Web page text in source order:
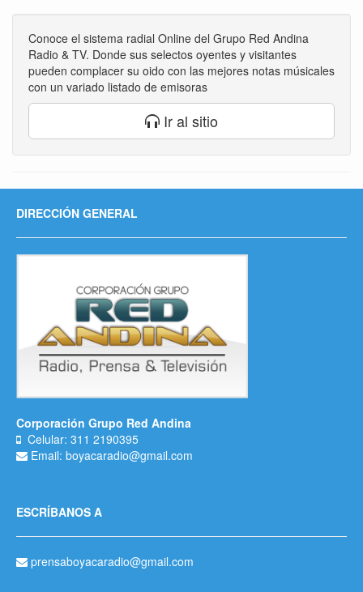
Conoce el sistema radial Online del Grupo Red Andina
Radio & TV. Donde sus selectos oyentes y visitantes
pueden complacer su oido con las mejores notas músicales
con un variado listado de emisoras
Ir al sitio
DIRECCIÓN GENERAL
Corporación Grupo Red Andina
Celular: 311 2190395
Email: boyacaradio@gmail.com
ESCRÍBANOS A
prensaboyacaradio@gmail.com